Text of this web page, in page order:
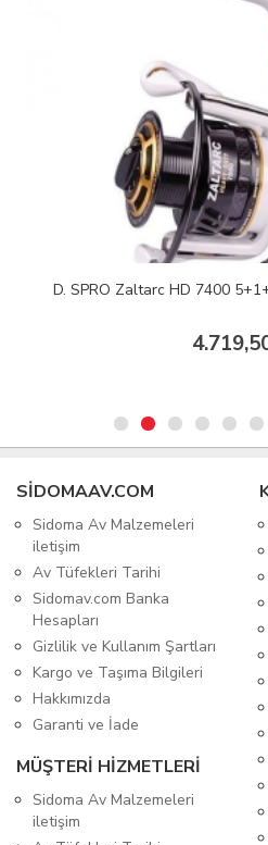
D. SPRO Zaltarc HD 7400
SIDOMAAV.COM
Sidoma Av Malzemeleri
iletişim
Av Tüfekleri Tarihi
Sidomav.com Banka
Hesapları
Gizlilik ve Kullanım Şartları
Kargo ve Taşıma Bilgileri
Hakkımızda
Garanti ve İade
MÜŞTERİ HİZMETLERİ
Sidoma Av Malzemeleri
iletişim